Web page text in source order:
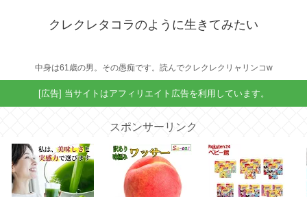
クレクレタコラのように生きてみたい
中身は61歳の男。その愚痴です。読んでクレクレクリャリンコw
[広告] 当サイトはアフィリエイト広告を利用しています。
スポンサーリンク